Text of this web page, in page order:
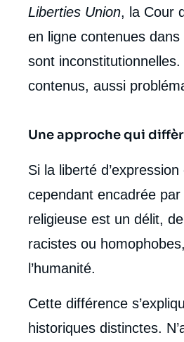
Liberties Union, la Cour
en ligne contenues dans
sont
contenus, aussi
Une approche qui
Si la liberté
cependant encadrée
religieuse est un délit,
racistes ou
l’humanité.
Cette différence
historiques distinctes.